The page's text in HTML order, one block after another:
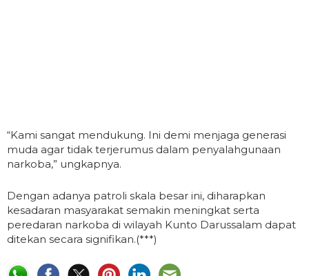
“Kami sangat mendukung. Ini demi menjaga generasi
muda agar tidak terjerumus dalam penyalahgunaan
narkoba,” ungkapnya.
Dengan adanya patroli skala besar ini, diharapkan
kesadaran masyarakat semakin meningkat serta
peredaran narkoba di wilayah Kunto Darussalam dapat
ditekan secara signifikan.(***)